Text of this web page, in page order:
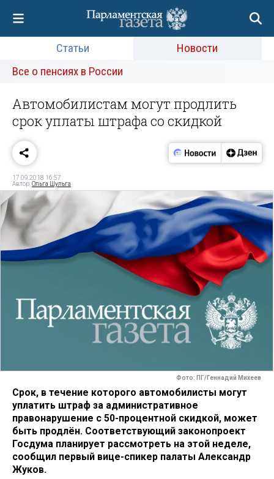
Статьи
Новости
Все о пенсиях в России
Автомобилистам могут продлить
срок уплаты штрафа со скидкой
17.09.2018 16:57
Автор:Ольга Шульга
Фото: ПГ/Геннадий Михеев
Срок, в течение которого автомобилисты могут
уплатить штраф за административное
правонарушение с 50-процентной скидкой, может
быть продлён. Соответствующий законопроект
Госдума планирует рассмотреть на этой неделе,
сообщил первый вице-спикер палаты Александр
Жуков.